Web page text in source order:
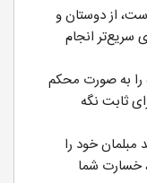
از دوستان و
سریع‌تر انجام
به صورت محکم
ثابت نگه
مبلمان خود را
خسارت شما